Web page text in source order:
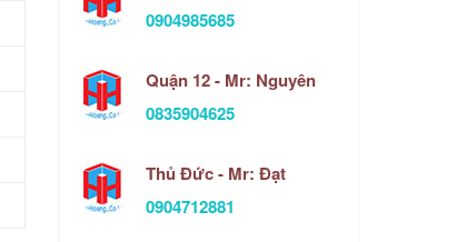
0904985685
Quận 12 - Mr: Nguyên
0835904625
Thủ Đức - Mr: Đạt
0904712881